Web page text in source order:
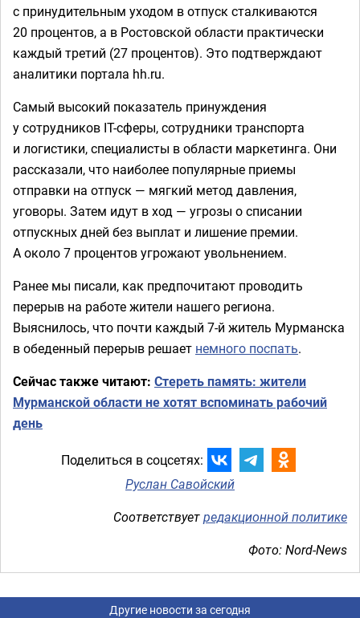
с принудительным уходом в отпуск сталкиваются
20 процентов, а в Ростовской области практически
каждый третий (27 процентов). Это подтверждают
аналитики портала hh.ru.
Самый высокий показатель принуждения
у сотрудников IT-сферы, сотрудники транспорта
и логистики, специалисты в области маркетинга. Они
рассказали, что наиболее популярные приемы
отправки на отпуск — мягкий метод давления,
уговоры. Затем идут в ход — угрозы о списании
отпускных дней без выплат и лишение премии.
А около 7 процентов угрожают увольнением.
Ранее мы писали, как предпочитают проводить
перерыв на работе жители нашего региона.
Выяснилось, что почти каждый 7-й житель Мурманска
в обеденный перерыв решает немного поспать.
Сейчас также читают: Стереть память: жители
Мурманской области не хотят вспоминать рабочий
день
Поделиться в соцсетях:
Руслан Савойский
Соответствуетредакционной политике
Фото: Nord-News
Другие новости за сегодня